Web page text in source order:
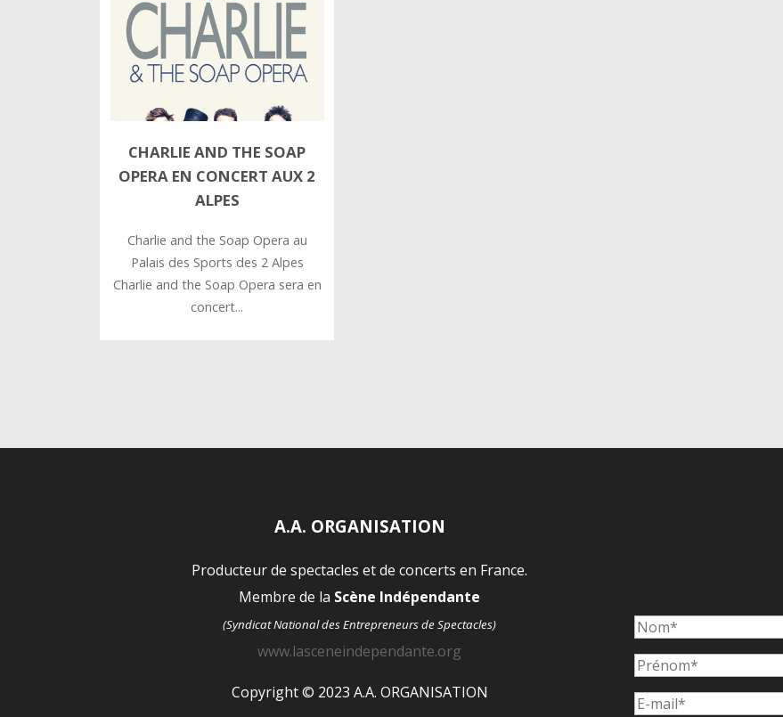
CHARLIE AND THE SOAP
OPERA EN CONCERT AUX 2
ALPES
Charlie and the Soap Opera au
Palais des Sports des 2 Alpes
Charlie and the Soap Opera sera en
concert...
A.A. ORGANISATION
Producteur de spectacles et de concerts en France.
Membre de la Scène Indépendante
(Syndicat National des Entrepreneurs de Spectacles)
www.lasceneindependante.org
Copyright © 2023 A.A. ORGANISATION